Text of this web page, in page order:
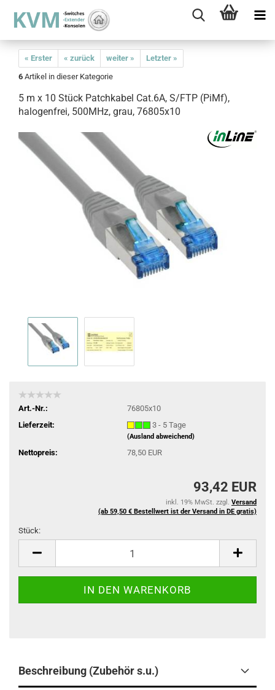
« Erster « zurück weiter »
Letzter »
6 Artikel in dieser Kategorie
5 m x 10 Stück Patchkabel Cat.6A, S/FTP (PiMf),
halogenfrei, 500MHz, grau, 76805x10
Art.-Nr.:
76805x10
Lieferzeit:
3 - 5 Tage
(Ausland abweichend)
Nettopreis: 78,50 EUR
93,42 EUR
inkl. 19% MwSt. zzgl. Versand
(ab 59,50 € Bestellwert ist der Versand in DE gratis)
Stück:
Beschreibung (Zubehör s.u.)